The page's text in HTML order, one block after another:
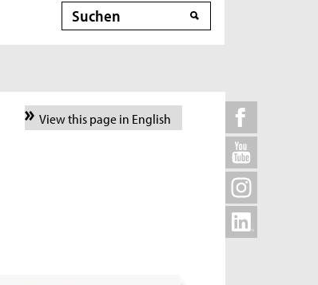
Suche
View this page in English